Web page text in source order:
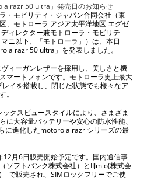
razr 50 ultra」発売日のお知らせ
・モビリティ・ジャパン合同会社（東
、モトローラ アジア太平洋地区 エグゼ
ィレクター兼モトローラ・モビリテ
ニ以下、「モトローラ」）は、本日
razr 50 ultra」を発表しました。
ィーガンレザーを採用し、美しさと機
マートフォンです。モトローラ史上最大
イを搭載し、閉じた状態でも様々なア
。
クスビュースタイルにより、さまざま
大容量バッテリーや安心の防水性能、
に進化したmotorola razr シリーズの最
月6日販売開始予定です。国内通信事
ソフトバンク株式会社）とIIJmio(株式会
で販売され、SIMロックフリーでご使